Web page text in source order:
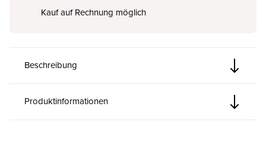
Kauf auf Rechnung möglich
Beschreibung
Produktinformationen